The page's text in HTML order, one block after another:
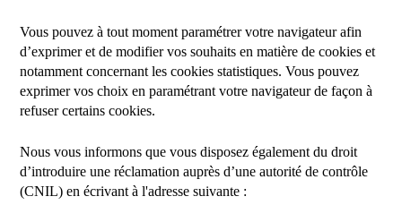
Vous pouvez à tout moment paramétrer votre navigateur afin
d’exprimer et de modifier vos souhaits en matière de cookies et
notamment concernant les cookies statistiques. Vous pouvez
exprimer vos choix en paramétrant votre navigateur de façon à
refuser certains cookies.
Nous vous informons que vous disposez également du droit
d’introduire une réclamation auprès d’une autorité de contrôle
(CNIL) en écrivant à l'adresse suivante :